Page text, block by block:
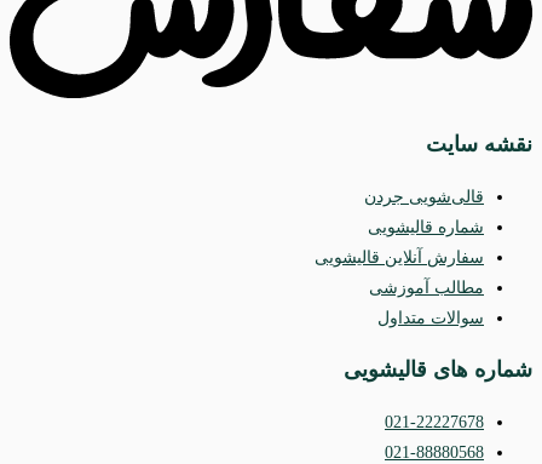
نقشه سایت
قالی‌شویی جردن
شماره قالیشویی
سفارش آنلاین قالیشویی
مطالب آموزشی
سوالات متداول
شماره های قالیشویی
021-22227678
021-88880568